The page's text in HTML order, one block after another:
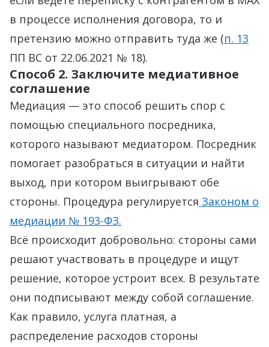
в процессе исполнения договора, то и
претензию можно отправить туда же (п. 13
ПП ВС от 22.06.2021 № 18).
Способ 2. Заключите медиативное
соглашение
Медиация — это способ решить спор с
помощью специального посредника,
которого называют медиатором. Посредник
помогает разобраться в ситуации и найти
выход, при котором выигрывают обе
стороны. Процедура регулируется Законом о
медиации № 193-ФЗ.
Всё происходит добровольно: стороны сами
решают участвовать в процедуре и ищут
решение, которое устроит всех. В результате
они подписывают между собой соглашение.
Как правило, услуга платная, а
распределение расходов стороны